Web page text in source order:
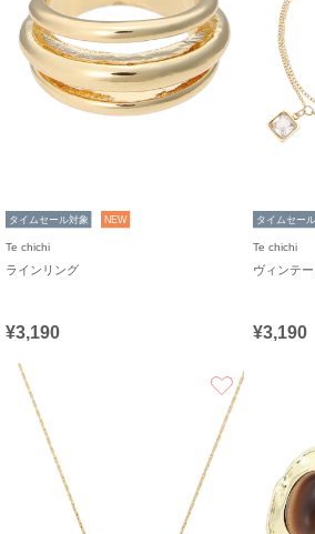
タイムセール対象 NEW
Te chichi
ラインリング
¥3,190
タイムセー
Te chichi
ヴィンテ
¥3,190
お気に入り